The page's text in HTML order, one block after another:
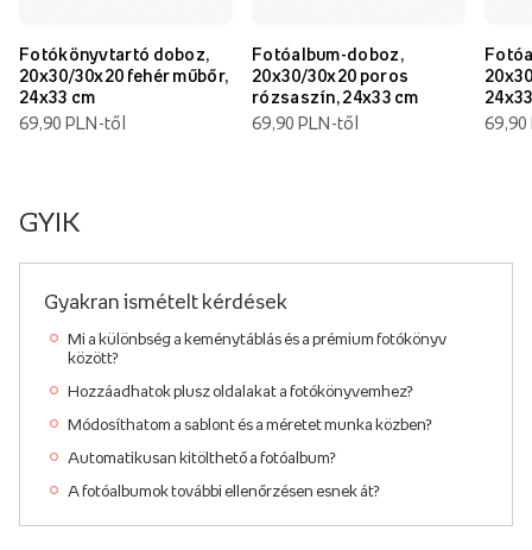
Fotókönyvtartó doboz,
20x30/30x20 fehér műbőr,
24x33 cm
69,90 PLN-től
Fotóalbum-doboz,
20x30/30x20 poros
rózsaszín, 24x33 cm
69,90 PLN-től
69,90
GYIK
Gyakran ismételt kérdések
Mi a különbség a keménytáblás és a prémium fotókönyv
között?
Hozzáadhatok plusz oldalakat a fotókönyvemhez?
Módosíthatom a sablont és a méretet munka közben?
Automatikusan kitölthető a fotóalbum?
A fotóalbumok további ellenőrzésen esnek át?